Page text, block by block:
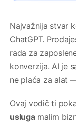
Najvažnija stvar
ChatGPT.
rada za
konverzija. AI je
ne plaća za alat
Ovaj vodič ti
uslugamalim